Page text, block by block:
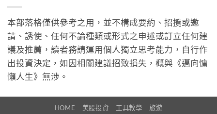
本部落格僅供參考之用，並不構成要約、招攬或邀
請、誘使、任何不論種類或形式之申述或訂立任何建
議及推薦，讀者務請運用個人獨立思考能力，自行作
出投資決定，如因相關建議招致損失，概與《邁向慵
懶人生》無涉。
HOME 美股投資 工具教學 旅遊